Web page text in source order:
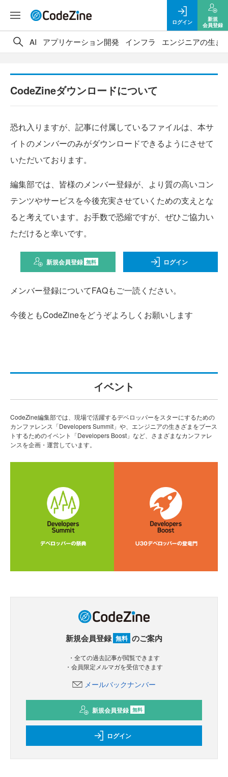
ログイン
新規
会員登録
AI アプリケーション開発 インフラ エンジニアの生き
CodeZineダウンロードについて
恐れ入りますが、記事に付属しているファイルは、本サ
イトのメンバーのみがダウンロードできるようにさせて
いただいております。
編集部では、皆様のメンバー登録が、より質の高いコン
テンツやサービスを今後充実させていくための支えとな
ると考えています。お手数で恐縮ですが、ぜひご協力い
ただけると幸いです。
新規会員登録 無料 ログイン
メンバー登録についてFAQもご一読ください。
今後ともCodeZineをどうぞよろしくお願いします
イベント
CodeZine編集部では、現場で活躍するデベロッパーをスターにするための
カンファレンス「Developers Summit」や、エンジニアの生きざまをブース
トするためのイベント「Developers Boost」など、さまざまなカンファレ
ンスを企画・運営しています。
新規会員登録 無料 のご案内
・全ての過去記事が閲覧できます
・会員限定メルマガを受信できます
メールバックナンバー
新規会員登録 無料
ログイン